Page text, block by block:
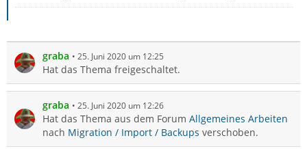
graba 25. Juni 2020 um 12:25
Hat das Thema freigeschaltet.
graba 25. Juni 2020 um 12:26
Hat das Thema aus dem Forum Allgemeines Arbeiten
nach Migration / Import / Backups verschoben.